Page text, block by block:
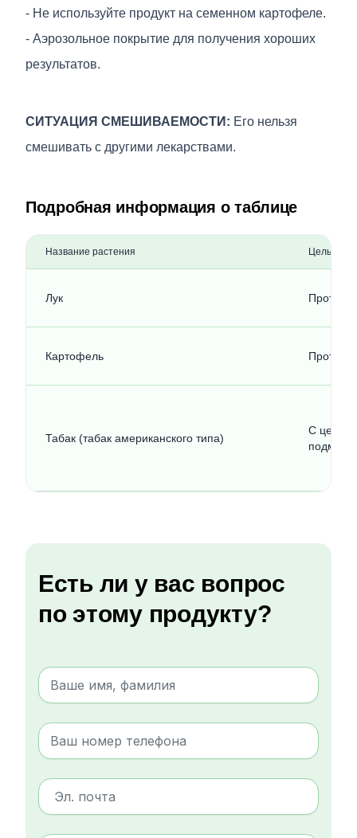
- Не используйте продукт на семенном картофеле.
- Аэрозольное покрытие для получения хороших
результатов.
СИТУАЦИЯ СМЕШИВАЕМОСТИ: Его нельзя
смешивать с другими лекарствами.
Подробная информация о таблице
Название растения Цель
Лук Против
Картофель Против
Табак (табак американского типа)
С целью
Есть ли у вас вопрос
по этому продукту?